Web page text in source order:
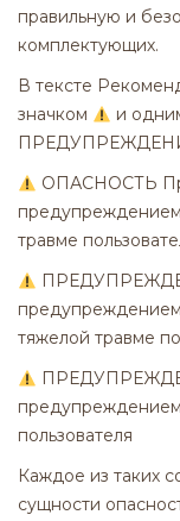
правильную и
комплектующих.
В тексте
значком
и
ОПАСНОСТЬ
травме
тяжелой травме
пользователя
Каждое из таких
сущности